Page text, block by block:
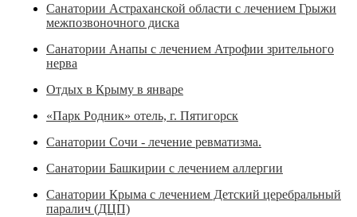
Санатории Астраханской области с лечением Грыжи
межпозвоночного диска
Санатории Анапы с лечением Атрофии зрительного
нерва
Отдых в Крыму в январе
«Парк Родник» отель, г. Пятигорск
Санатории Сочи - лечение ревматизма.
Санатории Башкирии с лечением аллергии
Санатории Крыма с лечением Детский церебральный
паралич (ДЦП)